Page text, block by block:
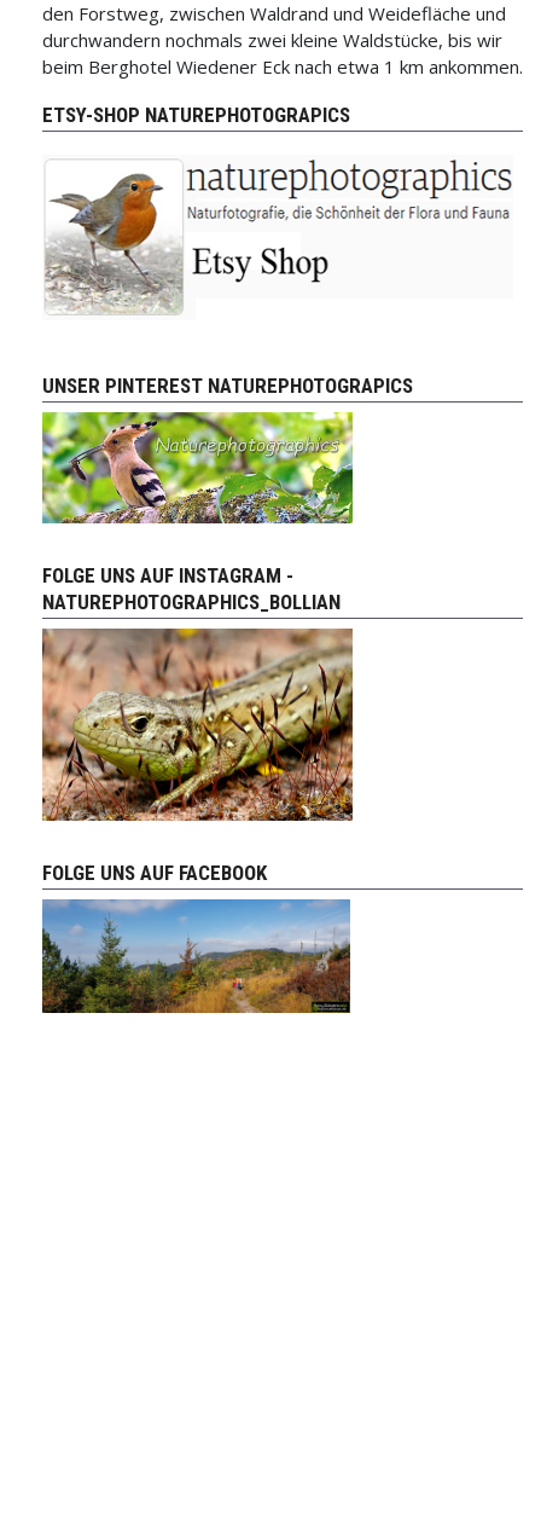
den Forstweg, zwischen Waldrand und Weidefläche und
durchwandern nochmals zwei kleine Waldstücke, bis wir
beim Berghotel Wiedener Eck nach etwa 1 km ankommen.
ETSY-SHOP NATUREPHOTOGRAPICS
UNSER PINTEREST NATUREPHOTOGRAPICS
FOLGE UNS AUF INSTAGRAM -
NATUREPHOTOGRAPHICS_BOLLIAN
FOLGE UNS AUF FACEBOOK